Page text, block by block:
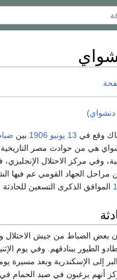
دنشواي)
وقع في 13 يونيو 1906 بين
هي من حوادث مصر التاريخية
وفي مركز الاحتلال الإنجليزي،
مراحل الجهاد القومي عم فيها
الموافق الذكرى التسعين للحادثة
بعض الضباط من جيش الاحتلال
الإسكندرية وبعد مسيرة يومين وصلت
أنهم يرغبون في صيد الحمام في